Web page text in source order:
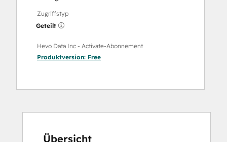
Zugriffstyp
Geteilt
Hevo Data Inc - Activate-Abonnement
Produktversion: Free
Übersicht